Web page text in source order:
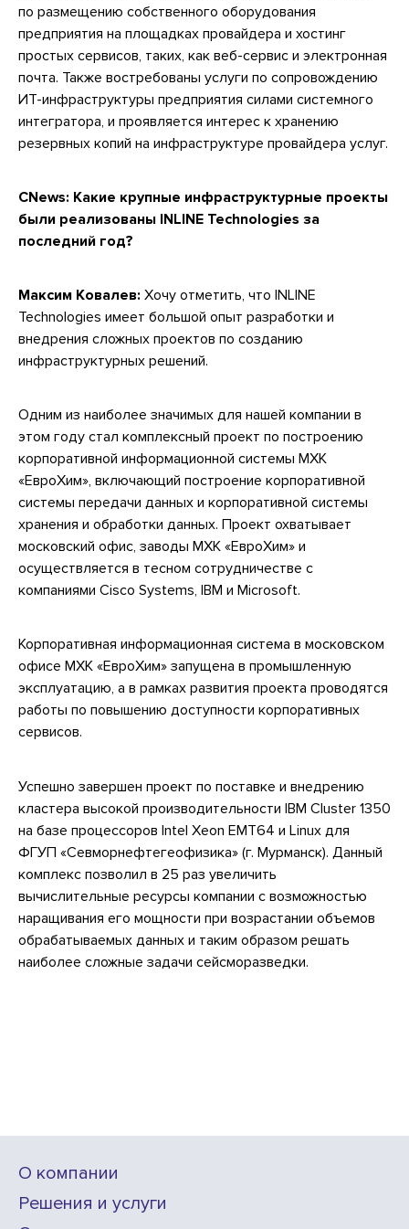
по размещению собственного оборудования
предприятия на площадках провайдера и хостинг
простых сервисов, таких, как веб-сервис и электронная
почта. Также востребованы услуги по сопровождению
ИТ-инфраструктуры предприятия силами системного
интегратора, и проявляется интерес к хранению
резервных копий на инфраструктуре провайдера услуг.
CNews: Какие крупные инфраструктурные проекты
были реализованы INLINE Technologies за
последний год?
Максим Ковалев: Хочу отметить, что INLINE
Technologies имеет большой опыт разработки и
внедрения сложных проектов по созданию
инфраструктурных решений.
Одним из наиболее значимых для нашей компании в
этом году стал комплексный проект по построению
корпоративной информационной системы МХК
«ЕвроХим», включающий построение корпоративной
системы передачи данных и корпоративной системы
хранения и обработки данных. Проект охватывает
московский офис, заводы МХК «ЕвроХим» и
осуществляется в тесном сотрудничестве с
компаниями Cisco Systems, IBM и Microsoft.
Корпоративная информационная система в московском
офисе МХК «ЕвроХим» запущена в промышленную
эксплуатацию, а в рамках развития проекта проводятся
работы по повышению доступности корпоративных
сервисов.
Успешно завершен проект по поставке и внедрению
кластера высокой производительности IBM Cluster 1350
на базе процессоров Intel Xeon EMT64 и Linux для
ФГУП «Севморнефтегеофизика» (г. Мурманск). Данный
комплекс позволил в 25 раз увеличить
вычислительные ресурсы компании с возможностью
наращивания его мощности при возрастании объемов
обрабатываемых данных и таким образом решать
наиболее сложные задачи сейсморазведки.
О компании
Решения и услуги